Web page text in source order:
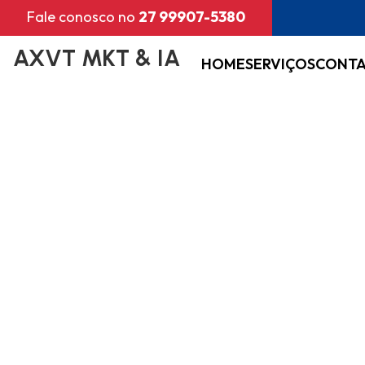
Fale conosco no 27 99907-5380
AXVT MKT & IA HOMESERVIÇOS